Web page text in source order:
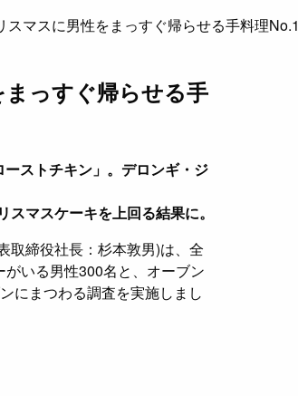
スマスに男性をまっすぐ帰らせる手料理No.1
っすぐ帰らせる手
ストチキン」。デロンギ・ジ
マスケーキを上回る結果に。
取締役社長：杉本敦男)は、全
いる男性300名と、オーブン
にまつわる調査を実施しまし